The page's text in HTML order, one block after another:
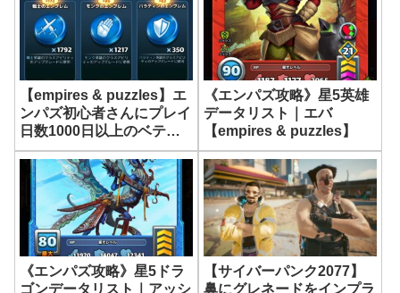
【empires & puzzles】エ
ンパズ初心者さんにプレイ
日数1000日以上のベテラ
ンから絶対役立つアドバイ
ス！ 《無課金エンパズ攻
略》
《エンパズ攻略》星5英雄
データリスト｜エバ
【empires & puzzles】
《エンパズ攻略》星5ドラ
ゴンデータリスト｜アッシ
【サイバーパンク2077】
鼻にグレネードをインプラ